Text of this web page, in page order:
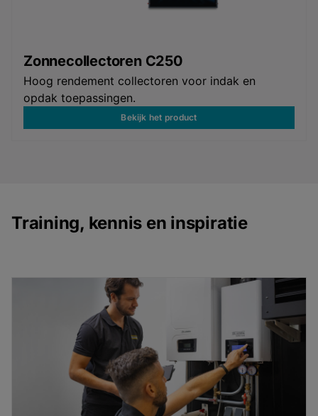
Zonnecollectoren C250
Hoog rendement collectoren voor indak en
opdak toepassingen.
Bekijk het product
Training, kennis en inspiratie